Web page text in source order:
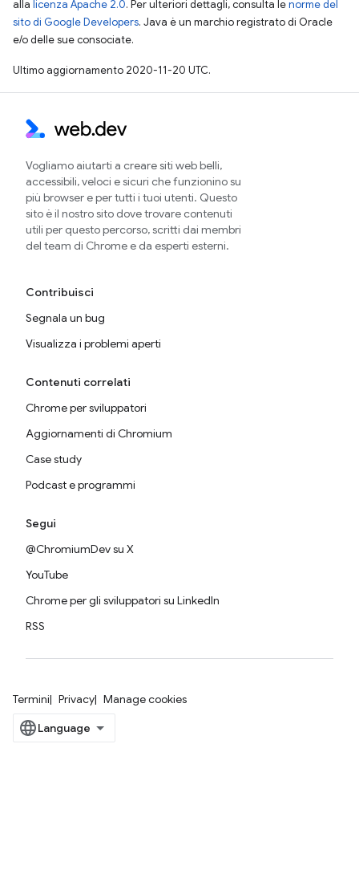
alla licenza Apache 2.0. Per ulteriori dettagli, consulta lenorme del
sito di Google Developers. Java è un marchio registrato di Oracle
e/o delle sue consociate.
Ultimo aggiornamento 2020-11-20 UTC.
Vogliamo aiutarti a creare siti web belli,
accessibili, veloci e sicuri che funzionino su
più browser e per tutti i tuoi utenti. Questo
sito è il nostro sito dove trovare contenuti
utili per questo percorso, scritti dai membri
del team di Chrome e da esperti esterni.
Contribuisci
Segnala un bug
Visualizza i problemi aperti
Contenuti correlati
Chrome per sviluppatori
Aggiornamenti di Chromium
Case study
Podcast e programmi
Segui
@ChromiumDev su X
YouTube
Chrome per gli sviluppatori su LinkedIn
RSS
Termini Privacy Manage cookies